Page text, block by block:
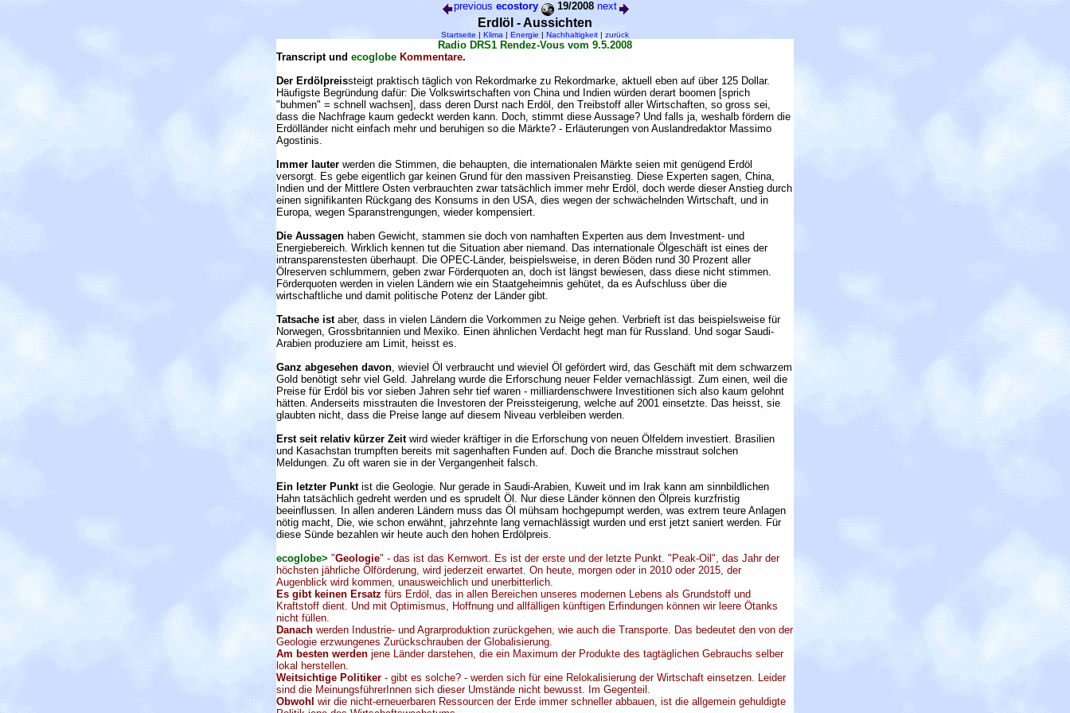
previous ecostory 19/2008 next
Erdlöl - Aussichten
Startseite | Klima | Energie | Nachhaltigkeit | zurück
Radio DRS1 Rendez-Vous vom 9.5.2008
Transcript und ecoglobe Kommentare.
Der Erdölpreissteigt praktisch täglich von Rekordmarke zu Rekordmarke, aktuell eben auf über 125 Dollar.
Häufigste Begründung dafür: Die Volkswirtschaften von China und Indien würden derart boomen [sprich
"buhmen" = schnell wachsen], dass deren Durst nach Erdöl, den Treibstoff aller Wirtschaften, so gross sei,
dass die Nachfrage kaum gedeckt werden kann. Doch, stimmt diese Aussage? Und falls ja, weshalb fördern die
Erdölländer nicht einfach mehr und beruhigen so die Märkte? - Erläuterungen von Auslandredaktor Massimo
Agostinis.
Immer lauter werden die Stimmen, die behaupten, die internationalen Märkte seien mit genügend Erdöl
versorgt. Es gebe eigentlich gar keinen Grund für den massiven Preisanstieg. Diese Experten sagen, China,
Indien und der Mittlere Osten verbrauchten zwar tatsächlich immer mehr Erdöl, doch werde dieser Anstieg durch
einen signifikanten Rückgang des Konsums in den USA, dies wegen der schwächelnden Wirtschaft, und in
Europa, wegen Sparanstrengungen, wieder kompensiert.
Die Aussagen haben Gewicht, stammen sie doch von namhaften Experten aus dem Investment- und
Energiebereich. Wirklich kennen tut die Situation aber niemand. Das internationale Ölgeschäft ist eines der
intransparenstesten überhaupt. Die OPEC-Länder, beispielsweise, in deren Böden rund 30 Prozent aller
Ölreserven schlummern, geben zwar Förderquoten an, doch ist längst bewiesen, dass diese nicht stimmen.
Förderquoten werden in vielen Ländern wie ein Staatgeheimnis gehütet, da es Aufschluss über die
wirtschaftliche und damit politische Potenz der Länder gibt.
Tatsache istaber, dass in vielen Ländern die Vorkommen zu Neige gehen. Verbrieft ist das beispielsweise für
Norwegen, Grossbritannien und Mexiko. Einen ähnlichen Verdacht hegt man für Russland. Und sogar Saudi-
Arabien produziere am Limit, heisst es.
Ganz abgesehen davon, wieviel Öl verbraucht und wieviel Öl gefördert wird, das Geschäft mit dem schwarzem
Gold benötigt sehr viel Geld. Jahrelang wurde die Erforschung neuer Felder vernachlässigt. Zum einen, weil die
Preise für Erdöl bis vor sieben Jahren sehr tief waren - milliardenschwere Investitionen sich also kaum gelohnt
hätten. Anderseits misstrauten die Investoren der Preissteigerung, welche auf 2001 einsetzte. Das heisst, sie
glaubten nicht, dass die Preise lange auf diesem Niveau verbleiben werden.
Erst seit relativ kürzer Zeitwird wieder kräftiger in die Erforschung von neuen Ölfeldern investiert. Brasilien
und Kasachstan trumpften bereits mit sagenhaften Funden auf. Doch die Branche misstraut solchen
Meldungen. Zu oft waren sie in der Vergangenheit falsch.
Ein letzter Punktist die Geologie. Nur gerade in Saudi-Arabien, Kuweit und im Irak kann am sinnbildlichen
Hahn tatsächlich gedreht werden und es sprudelt Öl. Nur diese Länder können den Ölpreis kurzfristig
beeinflussen. In allen anderen Ländern muss das Öl mühsam hochgepumpt werden, was extrem teure Anlagen
nötig macht, Die, wie schon erwähnt, jahrzehnte lang vernachlässigt wurden und erst jetzt saniert werden. Für
diese Sünde bezahlen wir heute auch den hohen Erdölpreis.
ecoglobe> "Geologie" - das ist das Kernwort. Es ist der erste und der letzte Punkt. "Peak-Oil", das Jahr der
höchsten jährliche Ölförderung, wird jederzeit erwartet. On heute, morgen oder in 2010 oder 2015, der
Augenblick wird kommen, unausweichlich und unerbitterlich.
Es gibt keinen Ersatz fürs Erdöl, das in allen Bereichen unseres modernen Lebens als Grundstoff und
Kraftstoff dient. Und mit Optimismus, Hoffnung und allfälligen künftigen Erfindungen können wir leere Ötanks
nicht füllen.
Danach werden Industrie- und Agrarproduktion zurückgehen, wie auch die Transporte. Das bedeutet den von der
Geologie erzwungenes Zurückschrauben der Globalisierung.
Am besten werden jene Länder darstehen, die ein Maximum der Produkte des tagtäglichen Gebrauchs selber
lokal herstellen.
Weitsichtige Politiker - gibt es solche? - werden sich für eine Relokalisierung der Wirtschaft einsetzen. Leider
sind die MeinungsführerInnen sich dieser Umstände nicht bewusst. Im Gegenteil.
Obwohl wir die nicht-erneuerbaren Ressourcen der Erde immer schneller abbauen, ist die allgemein gehuldigte